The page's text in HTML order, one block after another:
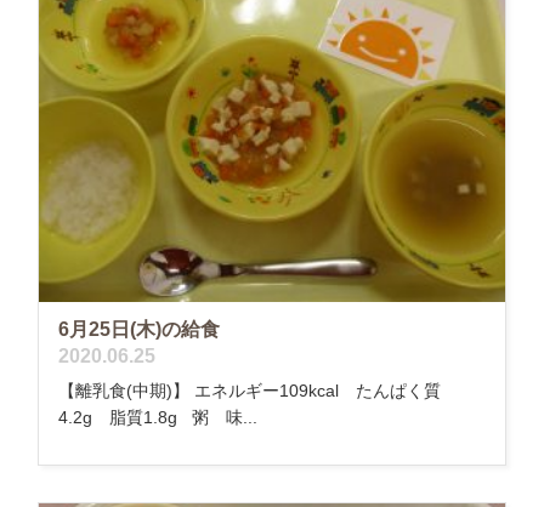
6月25日(木)の給食
2020.06.25
【離乳食(中期)】 エネルギー109kcal たんぱく質
4.2g 脂質1.8g 粥 味...